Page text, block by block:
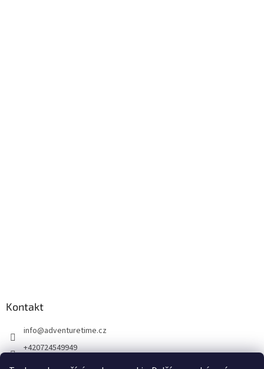
Kontakt
info@adventuretime.cz
+420724549949
+420606618099